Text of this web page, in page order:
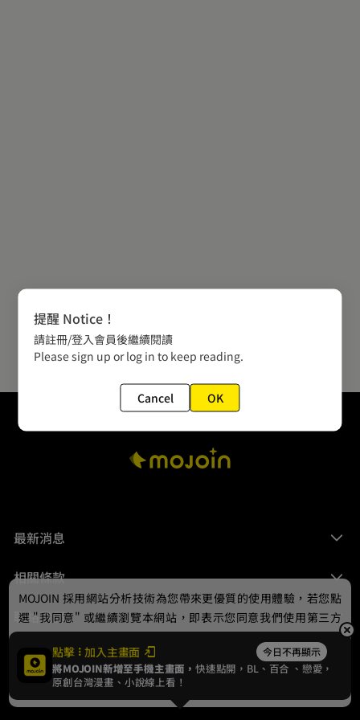
最新消息
相關條款
聯絡我們
© 2024 gamania Digital Entertainment Co., Ltd.
點擊 加入主畫面 今日不再顯示
將MOJOIN新增至手機主畫面，快速點開，BL、 百合 、戀愛，
原創台灣漫畫、小說線上看！
MOJOIN 採用網站分析技術為您帶來更優質的使用體驗，若您點
選 "我同意" 或繼續瀏覽本網站，即表示您同意我們使用第三方
Cookie，欲瞭解更多資訊請見隱私權政策。
我同意
提醒 Notice！
請註冊/登入會員後繼續閱讀
Please sign up or log in to keep reading.
Cancel OK